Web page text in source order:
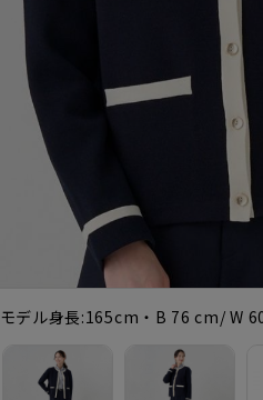
モデル身長:165cm・B 76 cm/ W